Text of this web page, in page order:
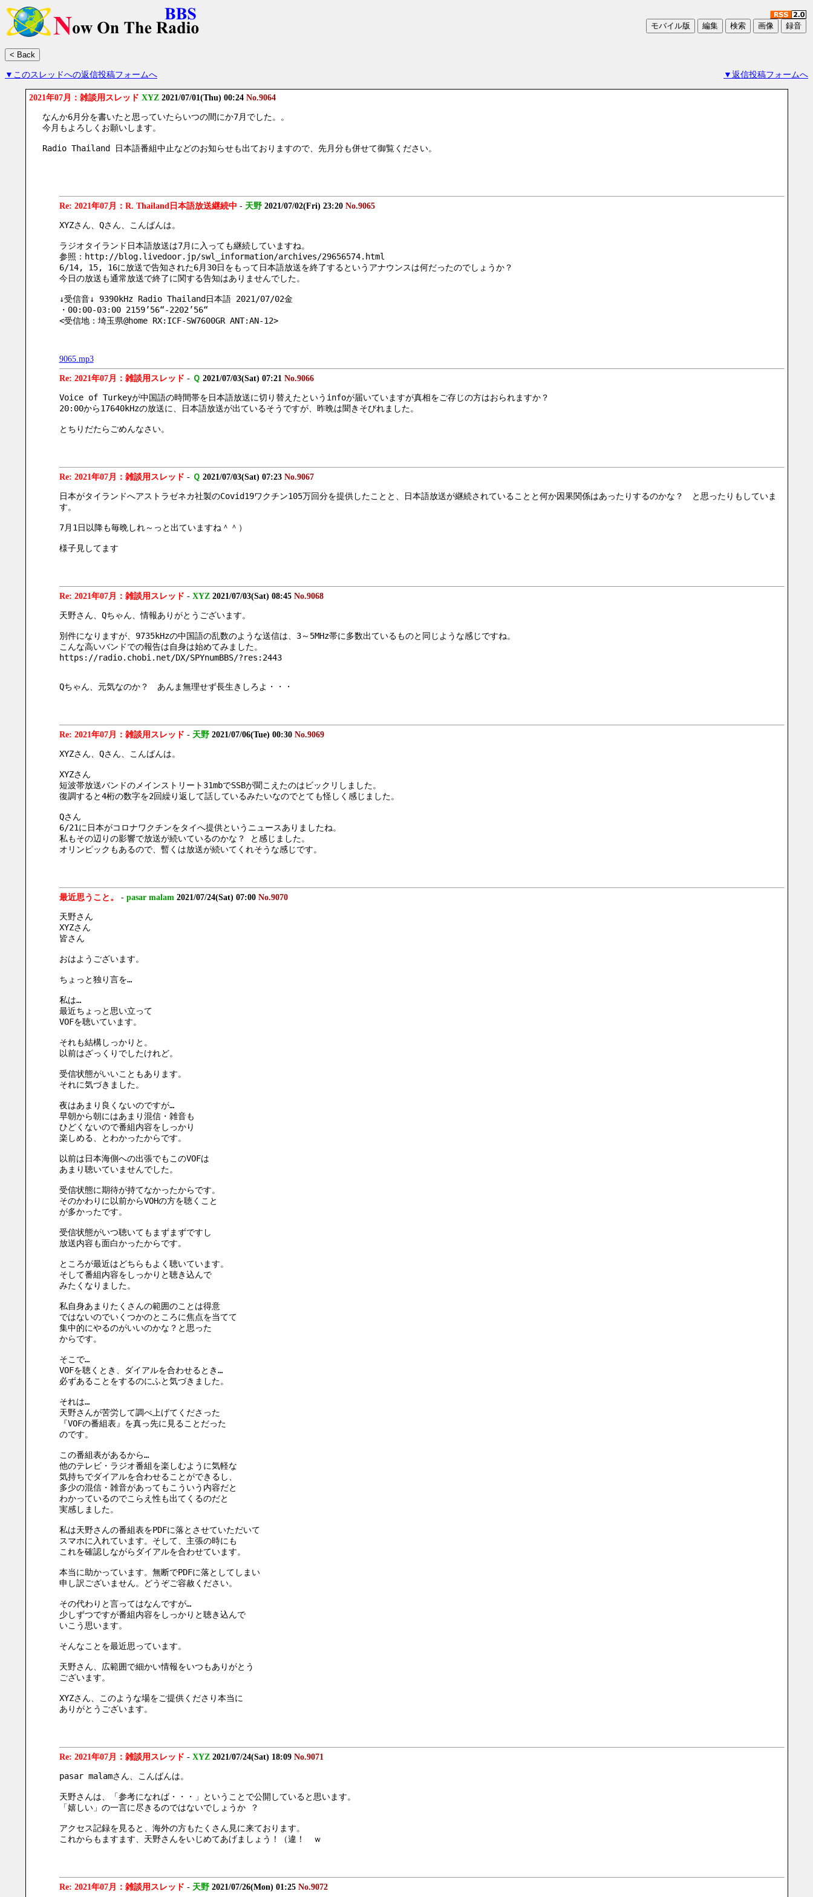
▼このスレッドへの返信投稿フォームへ ▼返信投稿フォームへ
2021年07月：雑談用スレッド XYZ 2021/07/01(Thu) 00:24 No.9064
なんか6月分を書いたと思っていたらいつの間にか7月でした。。
今月もよろしくお願いします。
Radio Thailand 日本語番組中止などのお知らせも出ておりますので、先月分も併せて御覧ください。
Re: 2021年07月：R. Thailand日本語放送継続中 - 天野 2021/07/02(Fri) 23:20 No.9065
XYZさん、Qさん、こんばんは。
ラジオタイランド日本語放送は7月に入っても継続していますね。
参照：http://blog.livedoor.jp/swl_information/archives/29656574.html
6/14, 15, 16に放送で告知された6月30日をもって日本語放送を終了するというアナウンスは何だったのでしょうか？
今日の放送も通常放送で終了に関する告知はありませんでした。
↓受信音↓ 9390kHz Radio Thailand日本語 2021/07/02金
・00:00-03:00 2159’56“-2202’56“
<受信地：埼玉県@home RX:ICF-SW7600GR ANT:AN-12>
9065.mp3
Re: 2021年07月：雑談用スレッド - Ｑ 2021/07/03(Sat) 07:21 No.9066
Voice of Turkeyが中国語の時間帯を日本語放送に切り替えたというinfoが届いていますが真相をご存じの方はおられますか？
20:00から17640kHzの放送に、日本語放送が出ているそうですが、昨晩は聞きそびれました。
とちりだたらごめんなさい。
Re: 2021年07月：雑談用スレッド - Ｑ 2021/07/03(Sat) 07:23 No.9067
日本がタイランドへアストラゼネカ社製のCovid19ワクチン105万回分を提供したことと、日本語放送が継続されていることと何か因果関係はあったりするのかな？　と思ったりもしていま
す。
7月1日以降も毎晩しれ～っと出ていますね＾＾）
様子見してます
Re: 2021年07月：雑談用スレッド - XYZ 2021/07/03(Sat) 08:45 No.9068
天野さん、Qちゃん、情報ありがとうございます。
別件になりますが、9735kHzの中国語の乱数のような送信は、3～5MHz帯に多数出ているものと同じような感じですね。
こんな高いバンドでの報告は自身は始めてみました。
https://radio.chobi.net/DX/SPYnumBBS/?res:2443
Qちゃん、元気なのか？　あんま無理せず長生きしろよ・・・
Re: 2021年07月：雑談用スレッド - 天野 2021/07/06(Tue) 00:30 No.9069
XYZさん、Qさん、こんばんは。
XYZさん
短波帯放送バンドのメインストリート31mbでSSBが聞こえたのはビックリしました。
復調すると4桁の数字を2回繰り返して話しているみたいなのでとても怪しく感じました。
Qさん
6/21に日本がコロナワクチンをタイへ提供というニュースありましたね。
私もその辺りの影響で放送が続いているのかな？ と感じました。
オリンピックもあるので、暫くは放送が続いてくれそうな感じです。
最近思うこと。 - pasar malam 2021/07/24(Sat) 07:00 No.9070
天野さん
XYZさん
皆さん
おはようございます。
ちょっと独り言を…
私は…
最近ちょっと思い立って
VOFを聴いています。
それも結構しっかりと。
以前はざっくりでしたけれど。
受信状態がいいこともあります。
それに気づきました。
夜はあまり良くないのですが…
早朝から朝にはあまり混信・雑音も
ひどくないので番組内容をしっかり
楽しめる、とわかったからです。
以前は日本海側への出張でもこのVOFは
あまり聴いていませんでした。
受信状態に期待が持てなかったからです。
そのかわりに以前からVOHの方を聴くこと
が多かったです。
受信状態がいつ聴いてもまずまずですし
放送内容も面白かったからです。
ところが最近はどちらもよく聴いています。
そして番組内容をしっかりと聴き込んで
みたくなりました。
私自身あまりたくさんの範囲のことは得意
ではないのでいくつかのところに焦点を当てて
集中的にやるのがいいのかな？と思った
からです。
そこで…
VOFを聴くとき、ダイアルを合わせるとき…
必ずあることをするのにふと気づきました。
それは…
天野さんが苦労して調べ上げてくださった
『VOFの番組表』を真っ先に見ることだった
のです。
この番組表があるから…
他のテレビ・ラジオ番組を楽しむように気軽な
気持ちでダイアルを合わせることができるし、
多少の混信・雑音があってもこういう内容だと
わかっているのでこらえ性も出てくるのだと
実感しました。
私は天野さんの番組表をPDFに落とさせていただいて
スマホに入れています。そして、主張の時にも
これを確認しながらダイアルを合わせています。
本当に助かっています。無断でPDFに落としてしまい
申し訳ございません。どうぞご容赦ください。
その代わりと言ってはなんですが…
少しずつですが番組内容をしっかりと聴き込んで
いこう思います。
そんなことを最近思っています。
天野さん、広範囲で細かい情報をいつもありがとう
ございます。
XYZさん、このような場をご提供くださり本当に
ありがとうございます。
Re: 2021年07月：雑談用スレッド - XYZ 2021/07/24(Sat) 18:09 No.9071
pasar malamさん、こんばんは。
天野さんは、「参考になれば・・・」ということで公開していると思います。
「嬉しい」の一言に尽きるのではないでしょうか ？
アクセス記録を見ると、海外の方もたくさん見に来ております。
これからもますます、天野さんをいじめてあげましょう！（違！　ｗ
Re: 2021年07月：雑談用スレッド - 天野 2021/07/26(Mon) 01:25 No.9072